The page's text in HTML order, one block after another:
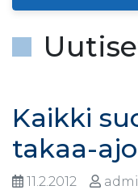
Kaikki
takaa-
11.2.2012